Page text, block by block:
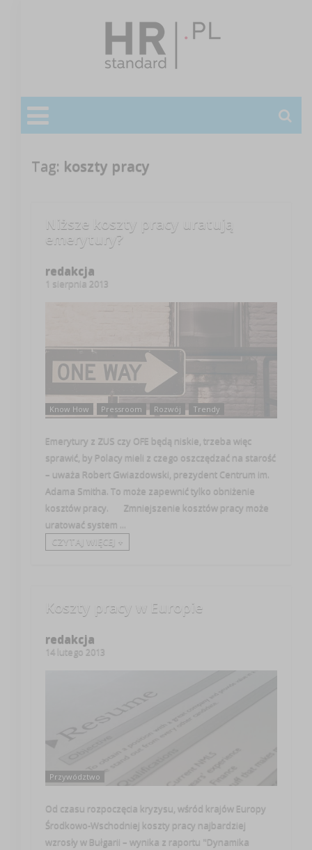
Tag: koszty pracy
Niższe koszty pracy uratują
emerytury?
redakcja
1 sierpnia 2013
Know How Pressroom Rozwój Trendy
Emerytury z ZUS czy OFE będą niskie, trzeba więc
sprawić, by Polacy mieli z czego oszczędzać na starość
– uważa Robert Gwiazdowski, prezydent Centrum im.
Adama Smitha. To może zapewnić tylko obniżenie
kosztów pracy. Zmniejszenie kosztów pracy może
uratować system ...
CZYTAJ WIĘCEJ +
Koszty pracy w Europie
redakcja
14 lutego 2013
Przywództwo
Od czasu rozpoczęcia kryzysu, wśród krajów Europy
Środkowo-Wschodniej koszty pracy najbardziej
wzrosły w Bułgarii – wynika z raportu "Dynamika